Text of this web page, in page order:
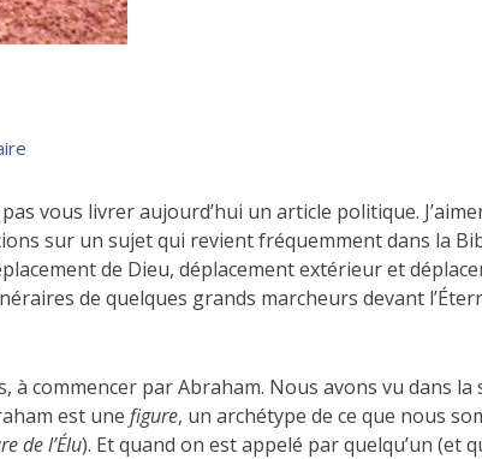
vous livrer aujourd’hui un article politique.
sur un sujet qui revient fréquemment dans la
de Dieu, déplacement extérieur et
de quelques grands marcheurs devant
à commencer par Abraham. Nous avons vu dans la
est une figure, un archétype de ce que nous
de l’Élu). Et quand on est appelé par quelqu’un (et